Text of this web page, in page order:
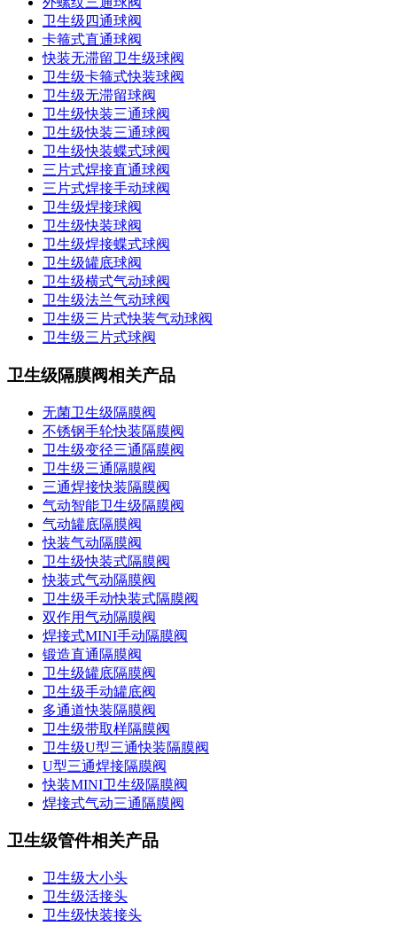
卫生级四通球阀
卡箍式直通球阀
快装无滞留卫生级球阀
卫生级卡箍式快装球阀
卫生级无滞留球阀
卫生级快装三通球阀
卫生级快装三通球阀
卫生级快装蝶式球阀
三片式焊接直通球阀
三片式焊接手动球阀
卫生级焊接球阀
卫生级快装球阀
卫生级焊接蝶式球阀
卫生级罐底球阀
卫生级横式气动球阀
卫生级法兰气动球阀
卫生级三片式快装气动球阀
卫生级三片式球阀
卫生级隔膜阀相关产品
无菌卫生级隔膜阀
不锈钢手轮快装隔膜阀
卫生级变径三通隔膜阀
卫生级三通隔膜阀
三通焊接快装隔膜阀
气动智能卫生级隔膜阀
气动罐底隔膜阀
快装气动隔膜阀
卫生级快装式隔膜阀
快装式气动隔膜阀
卫生级手动快装式隔膜阀
双作用气动隔膜阀
焊接式MINI手动隔膜阀
锻造直通隔膜阀
卫生级罐底隔膜阀
卫生级手动罐底阀
多通道快装隔膜阀
卫生级带取样隔膜阀
卫生级U型三通快装隔膜阀
U型三通焊接隔膜阀
快装MINI卫生级隔膜阀
焊接式气动三通隔膜阀
卫生级管件相关产品
卫生级大小头
卫生级活接头
卫生级快装接头